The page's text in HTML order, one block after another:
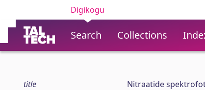
Digikogu
Search Collections
title
Nitraatide